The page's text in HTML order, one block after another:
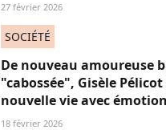
27 février 2026
SOCIÉTÉ
De nouveau amoureuse
"cabossée", Gisèle
nouvelle vie avec
18 février 2026